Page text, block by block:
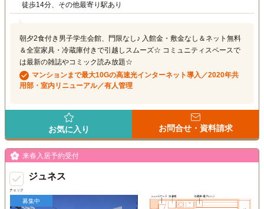
徒歩14分、その他最寄り駅あり
朝夕2食付き男子学生会館、門限なし♪ 入館金・敷金なし＆ネット無料
＆全室家具・冷蔵庫付きで引越しスムーズ☆ コミュニティスペースで
は最新の雑誌やコミック読み放題☆
マンションまで最大10Gの高速光インターネット導入／2020年共
用部・室内リニューアル／有人管理
お気に入り お問合せ・資料請求
チェック
来春入居予約受付
ジュネス
募集中